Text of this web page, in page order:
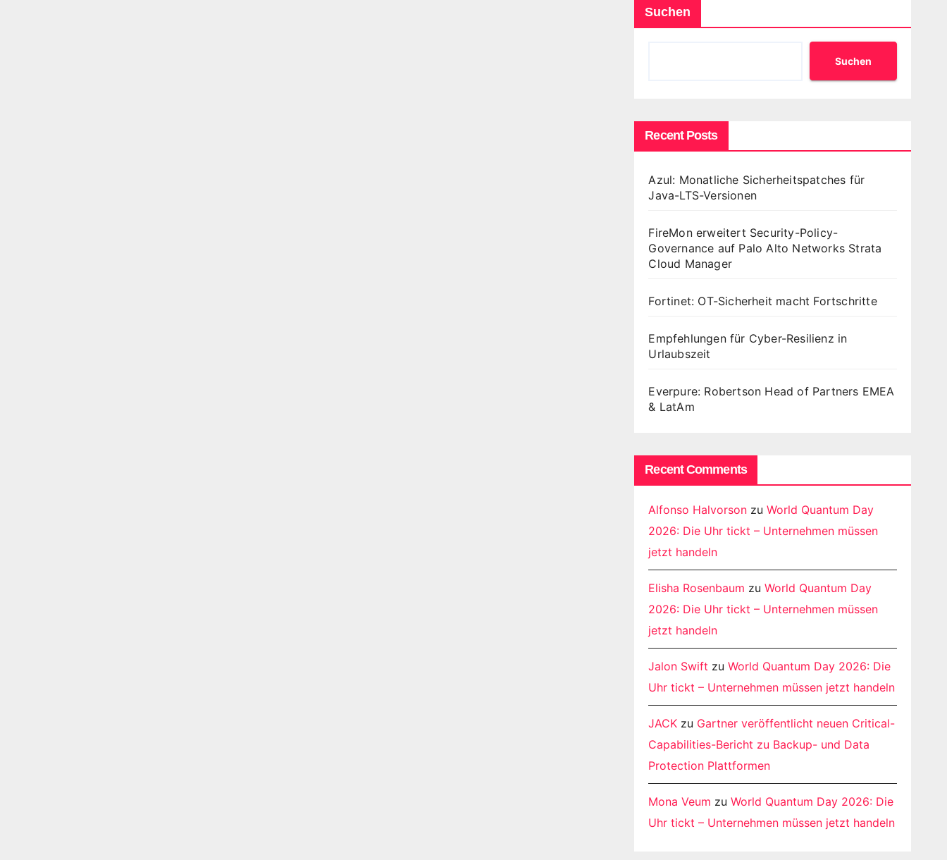
Suchen
Suchen
Recent Posts
Azul: Monatliche Sicherheitspatches für
Java-LTS-Versionen
FireMon erweitert Security-Policy-
Governance auf Palo Alto Networks Strata
Cloud Manager
Fortinet: OT-Sicherheit macht Fortschritte
Empfehlungen für Cyber-Resilienz in
Urlaubszeit
Everpure: Robertson Head of Partners EMEA
& LatAm
Recent Comments
Alfonso Halvorson zuWorld Quantum Day
2026: Die Uhr tickt – Unternehmen müssen
jetzt handeln
Elisha Rosenbaum zuWorld Quantum Day
2026: Die Uhr tickt – Unternehmen müssen
jetzt handeln
Jalon Swift zuWorld Quantum Day 2026: Die
Uhr tickt – Unternehmen müssen jetzt handeln
JACK zu Gartner veröffentlicht neuen Critical-
Capabilities-Bericht zu Backup- und Data
Protection Plattformen
Mona Veum zuWorld Quantum Day 2026: Die
Uhr tickt – Unternehmen müssen jetzt handeln